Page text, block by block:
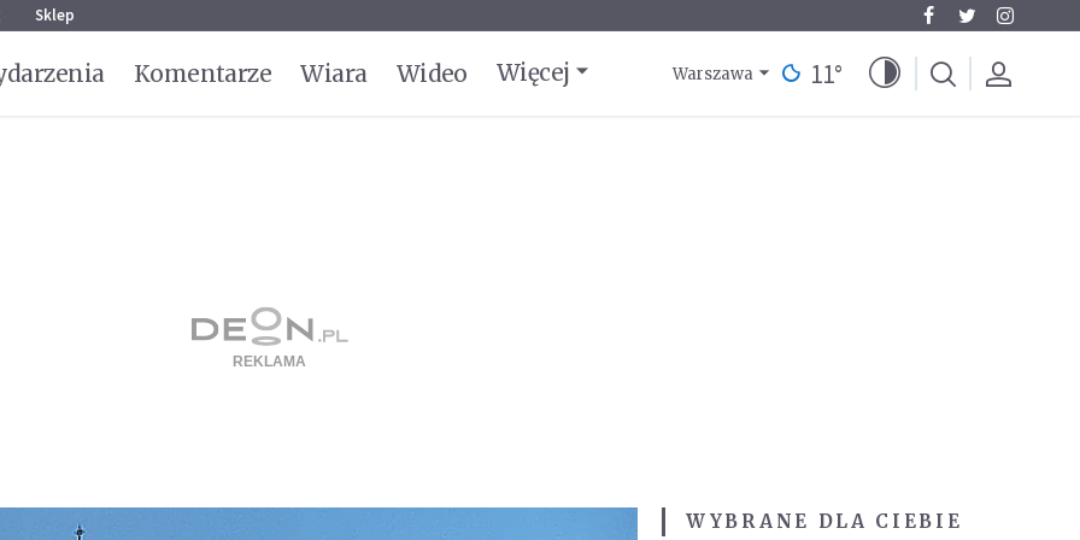
Sklep
Komentarze Wiara Wideo Więcej Warszawa 11°
WYBRANE DLA CIEBIE